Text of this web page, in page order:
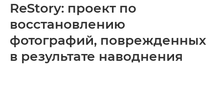
ReStory: проект по
восстановлению
фотографий, поврежденных
в результате наводнения